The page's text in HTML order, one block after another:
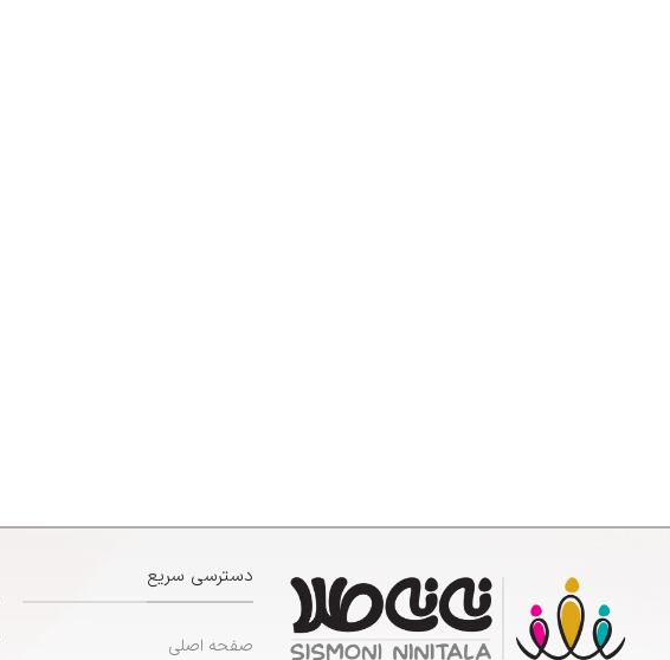
دسترسی سریع
صفحه اصلی